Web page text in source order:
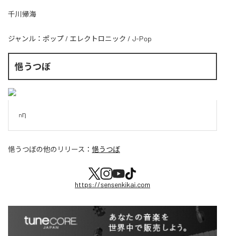
千川帰海
ジャンル： ポップ / エレクトロニック / J-Pop
悒うつぼ
nȠ
悒うつぼの他のリリース： 悒うつぼ
https://sensenkikai.com